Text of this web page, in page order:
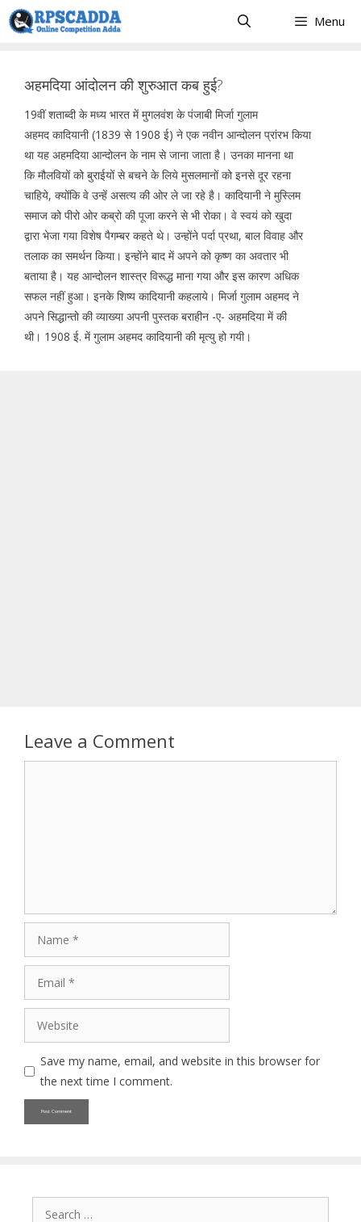
Skip
to
Menu
अहमदिया आंदोलन की शुरुआत कब हुई?
19वीं शताब्दी के मध्य भारत में मुगलवंश के पंजाबी मिर्जा गुलाम
अहमद कादियानी (1839 से 1908 ई) ने एक नवीन आन्दोलन प्रांरभ किया
था यह अहमदिया आन्दोलन के नाम से जाना जाता है। उनका मानना था
कि मौलवियों को बुराईयों से बचने के लिये मुसलमानों को इनसे दूर रहना
चाहिये, क्योंकि वे उन्हें असत्य की ओर ले जा रहे है। कादियानी ने मुस्लिम
समाज को पीरो ओर कब्रो की पूजा करने से भी रोका। वे स्वयं को खुदा
द्वारा भेजा गया विशेष पैगम्बर कहते थे। उन्होंने पर्दा प्रथा, बाल विवाह और
तलाक का समर्थन किया। इन्होंने बाद में अपने को कृष्ण का अवतार भी
बताया है। यह आन्दोलन शास्त्र विरूद्ध माना गया और इस कारण अधिक
सफल नहीं हुआ। इनके शिष्य कादियानी कहलाये। मिर्जा गुलाम अहमद ने
अपने सिद्धान्तो की व्याख्या अपनी पुस्तक बराहीन -ए- अहमदिया में की
थी। 1908 ई. में गुलाम अहमद कादियानी की मृत्यु हो गयी।
Leave a Comment
Website
Save my name, email, and website in this browser for
the next time I comment.